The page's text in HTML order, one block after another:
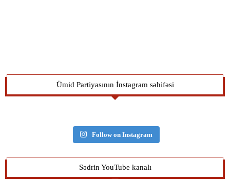
Ümid Partiyasının İnstagram səhifəsi
Follow on Instagram
Sədrin YouTube kanalı